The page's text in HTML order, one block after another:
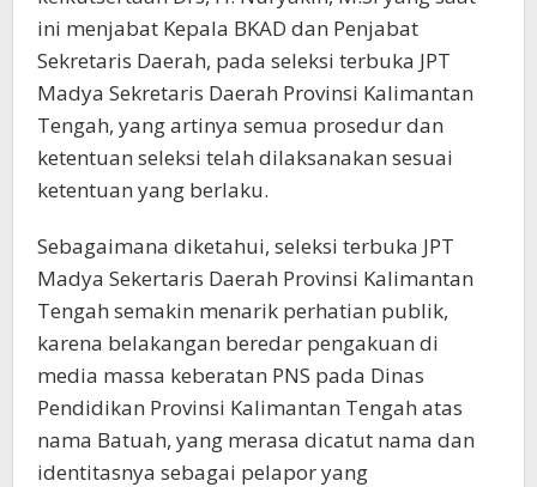
ini menjabat Kepala BKAD dan Penjabat
Sekretaris Daerah, pada seleksi terbuka JPT
Madya Sekretaris Daerah Provinsi Kalimantan
Tengah, yang artinya semua prosedur dan
ketentuan seleksi telah dilaksanakan sesuai
ketentuan yang berlaku.
Sebagaimana diketahui, seleksi terbuka JPT
Madya Sekertaris Daerah Provinsi Kalimantan
Tengah semakin menarik perhatian publik,
karena belakangan beredar pengakuan di
media massa keberatan PNS pada Dinas
Pendidikan Provinsi Kalimantan Tengah atas
nama Batuah, yang merasa dicatut nama dan
identitasnya sebagai pelapor yang